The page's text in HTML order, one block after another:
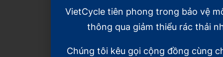
Xem thêm
VietCycle tiên phong trong bảo vệ
thông qua giảm thiểu rác thải
Chúng tôi kêu gọi cộng đồng cùng